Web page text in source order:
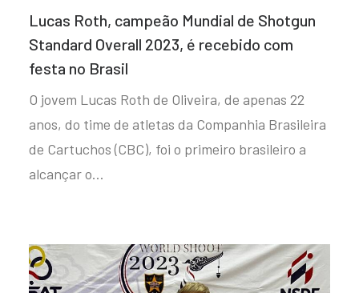
Lucas Roth, campeão Mundial de Shotgun
Standard Overall 2023, é recebido com
festa no Brasil
O jovem Lucas Roth de Oliveira, de apenas 22
anos, do time de atletas da Companhia Brasileira
de Cartuchos (CBC), foi o primeiro brasileiro a
alcançar o…